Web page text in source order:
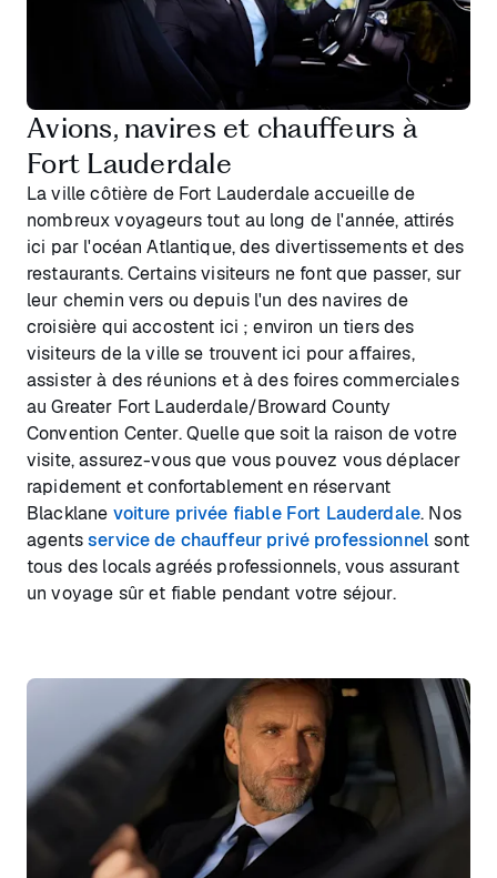
Avions, navires et chauffeurs à
Fort Lauderdale
La ville côtière de Fort Lauderdale accueille de
nombreux voyageurs tout au long de l'année, attirés
ici par l'océan Atlantique, des divertissements et des
restaurants. Certains visiteurs ne font que passer, sur
leur chemin vers ou depuis l'un des navires de
croisière qui accostent ici ; environ un tiers des
visiteurs de la ville se trouvent ici pour affaires,
assister à des réunions et à des foires commerciales
au Greater Fort Lauderdale/Broward County
Convention Center. Quelle que soit la raison de votre
visite, assurez-vous que vous pouvez vous déplacer
rapidement et confortablement en réservant
Blacklane voiture privée fiable Fort Lauderdale. Nos
agentsservice de chauffeur privé professionnelsont
tous des locals agréés professionnels, vous assurant
un voyage sûr et fiable pendant votre séjour.